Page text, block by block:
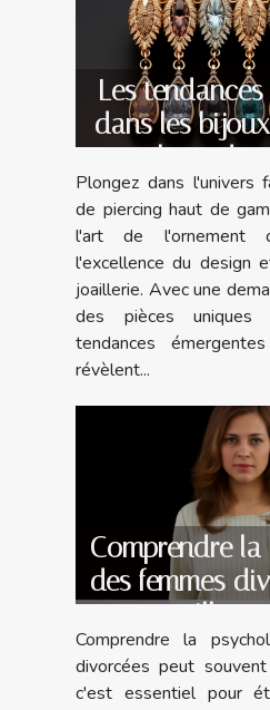
Les
dans les
haut de
Plongez dans l'univers
de piercing haut de
l'art de l'ornement
l'excellence du design
joaillerie. Avec une
des pièces
tendances
révèlent...
Comprendre
des femmes
une
Comprendre la
divorcées peut
c'est essentiel pour